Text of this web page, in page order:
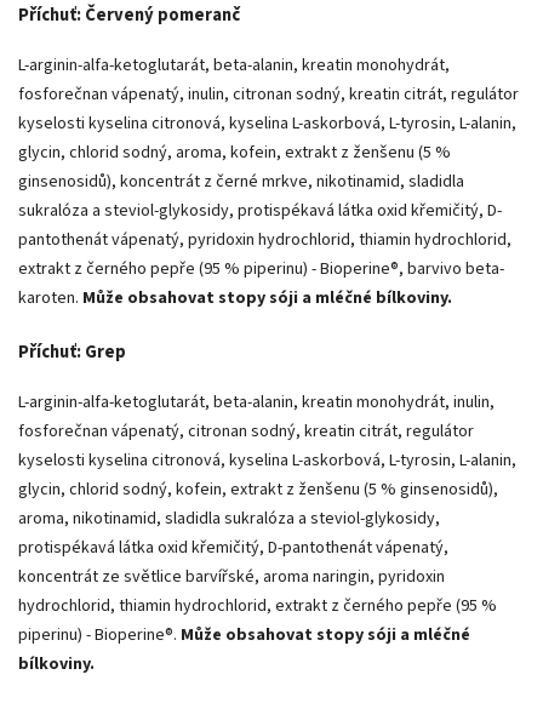
Příchuť: Červený pomeranč
L-arginin-alfa-ketoglutarát, beta-alanin, kreatin monohydrát,
fosforečnan vápenatý, inulin, citronan sodný, kreatin citrát, regulátor
kyselosti kyselina citronová, kyselina L-askorbová, L-tyrosin, L-alanin,
glycin, chlorid sodný, aroma, kofein, extrakt z ženšenu (5 %
ginsenosidů), koncentrát z černé mrkve, nikotinamid, sladidla
sukralóza a steviol-glykosidy, protispékavá látka oxid křemičitý, D-
pantothenát vápenatý, pyridoxin hydrochlorid, thiamin hydrochlorid,
extrakt z černého pepře (95 % piperinu) - Bioperine®, barvivo beta-
karoten. Může obsahovat stopy sóji a mléčné bílkoviny.
Příchuť: Grep
L-arginin-alfa-ketoglutarát, beta-alanin, kreatin monohydrát, inulin,
fosforečnan vápenatý, citronan sodný, kreatin citrát, regulátor
kyselosti kyselina citronová, kyselina L-askorbová, L-tyrosin, L-alanin,
glycin, chlorid sodný, kofein, extrakt z ženšenu (5 % ginsenosidů),
aroma, nikotinamid, sladidla sukralóza a steviol-glykosidy,
protispékavá látka oxid křemičitý, D-pantothenát vápenatý,
koncentrát ze světlice barvířské, aroma naringin, pyridoxin
hydrochlorid, thiamin hydrochlorid, extrakt z černého pepře (95 %
piperinu) - Bioperine®. Může obsahovat stopy sóji a mléčné
bílkoviny.